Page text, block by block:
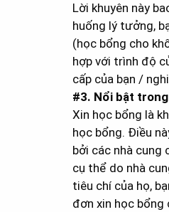
Lời khuyên này
huống lý tưởng,
(học bổng cho
hợp với trình độ
cấp của bạn /
#3. Nổi bật
Xin học bổng là
học bổng. Điều
bởi các nhà cung
cụ thể do nhà
tiêu chí của họ,
đơn xin học bổng